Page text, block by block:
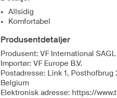
Allsidig
Komfortabel
Produsentdetaljer
Produsent: VF International SAGL
Importør: VF Europe B.V.
Postadresse: Link 1,
Belgium
Elektronisk adresse: https://